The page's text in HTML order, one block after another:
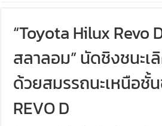
“Toyota Hilux Revo
สลาลอม” นัดชิงชนะเ
ด้วยสมรรถนะเหนือชั้
REVO D